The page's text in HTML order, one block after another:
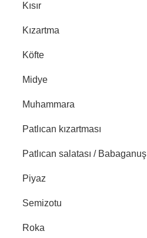
Kısır
Kızartma
Köfte
Midye
Muhammara
Patlıcan kızartması
Patlıcan salatası / Babaganuş
Piyaz
Semizotu
Roka